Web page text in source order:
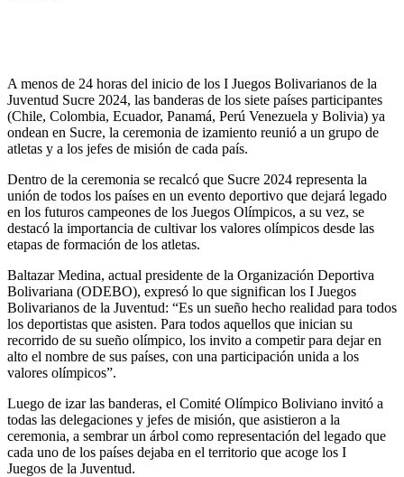
A menos de 24 horas del inicio de los I Juegos Bolivarianos de la
Juventud Sucre 2024, las banderas de los siete países participantes
(Chile, Colombia, Ecuador, Panamá, Perú Venezuela y Bolivia) ya
ondean en Sucre, la ceremonia de izamiento reunió a un grupo de
atletas y a los jefes de misión de cada país.
Dentro de la ceremonia se recalcó que Sucre 2024 representa la
unión de todos los países en un evento deportivo que dejará legado
en los futuros campeones de los Juegos Olímpicos, a su vez, se
destacó la importancia de cultivar los valores olímpicos desde las
etapas de formación de los atletas.
Baltazar Medina, actual presidente de la Organización Deportiva
Bolivariana (ODEBO), expresó lo que significan los I Juegos
Bolivarianos de la Juventud: “Es un sueño hecho realidad para todos
los deportistas que asisten. Para todos aquellos que inician su
recorrido de su sueño olímpico, los invito a competir para dejar en
alto el nombre de sus países, con una participación unida a los
valores olímpicos”.
Luego de izar las banderas, el Comité Olímpico Boliviano invitó a
todas las delegaciones y jefes de misión, que asistieron a la
ceremonia, a sembrar un árbol como representación del legado que
cada uno de los países dejaba en el territorio que acoge los I
Juegos de la Juventud.